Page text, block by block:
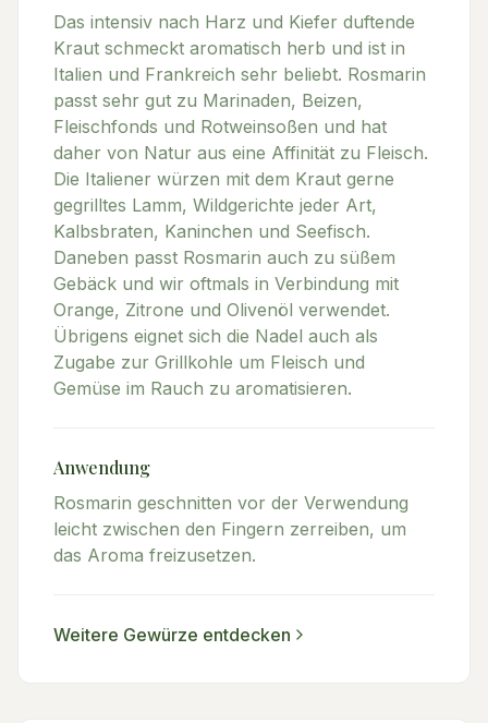
Das intensiv nach Harz und Kiefer duftende
Kraut schmeckt aromatisch herb und ist in
Italien und Frankreich sehr beliebt. Rosmarin
passt sehr gut zu Marinaden, Beizen,
Fleischfonds und Rotweinsoßen und hat
daher von Natur aus eine Affinität zu Fleisch.
Die Italiener würzen mit dem Kraut gerne
gegrilltes Lamm, Wildgerichte jeder Art,
Kalbsbraten, Kaninchen und Seefisch.
Daneben passt Rosmarin auch zu süßem
Gebäck und wir oftmals in Verbindung mit
Orange, Zitrone und Olivenöl verwendet.
Übrigens eignet sich die Nadel auch als
Zugabe zur Grillkohle um Fleisch und
Gemüse im Rauch zu aromatisieren.
Anwendung
Rosmarin geschnitten vor der Verwendung
leicht zwischen den Fingern zerreiben, um
das Aroma freizusetzen.
Weitere Gewürze entdecken